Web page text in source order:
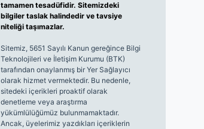
tamamen tesadüfidir. Sitemizdeki
bilgiler taslak halindedir ve tavsiye
niteliği taşımazlar.
Sitemiz, 5651 Sayılı Kanun gereğince Bilgi
Teknolojileri ve İletişim Kurumu (BTK)
tarafından onaylanmış bir Yer Sağlayıcı
olarak hizmet vermektedir. Bu nedenle,
sitedeki içerikleri proaktif olarak
denetleme veya araştırma
yükümlülüğümüz bulunmamaktadır.
Ancak, üyelerimiz yazdıkları içeriklerin